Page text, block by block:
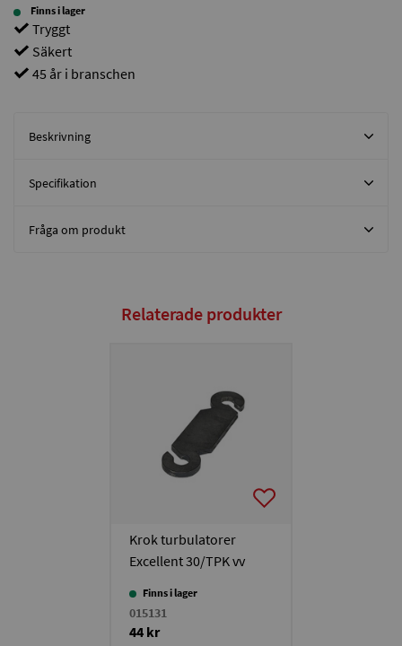
Finns i lager
Tryggt
Säkert
45 år i branschen
Beskrivning
Specifikation
Fråga om produkt
Relaterade produkter
Krok turbulatorer
Excellent 30/TPK vv
Finns i lager
015131
44 kr